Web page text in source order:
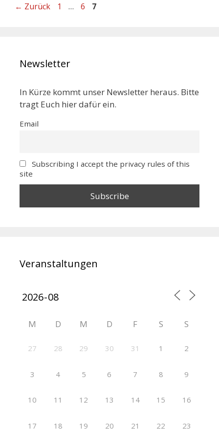
← Zurück 1 … 6 7
Newsletter
In Kürze kommt unser Newsletter heraus. Bitte
tragt Euch hier dafür ein.
Email
Subscribing I accept the privacy rules of this
site
Veranstaltungen
M D M D F S S
27 28 29 30 31 1 2
3 4 5 6 7 8 9
10 11 12 13 14 15 16
17 18 19 20 21 22 23